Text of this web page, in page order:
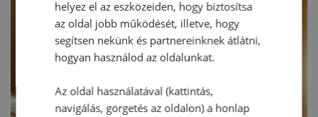
helyez el az eszközeiden, hogy biztosítsa
az oldal jobb működését, illetve, hogy
segítsen nekünk és partnereinknek átlátni,
hogyan használod az oldalunkat.
Az oldal használatával (kattintás,
navigálás, görgetés az oldalon) a honlap